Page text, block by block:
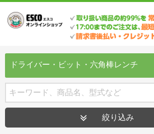
ドライバー・ビット・六角棒レンチ
絞り込み